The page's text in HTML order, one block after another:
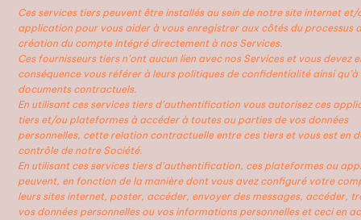
Ces services tiers peuvent être installés au sein de notre site internet et/
application pour vous aider à vous enregistrer aux côtés du processus
création du compte intégré directement à nos Services.
Ces fournisseurs tiers n’ont aucun lien avec nos Services et vous devez
conséquence vous référer à leurs politiques de confidentialité ainsi qu’à
documents contractuels.
En utilisant ces services tiers d’authentification vous autorisez ces
tiers et/ou plateformes à accéder à toutes ou parties de vos données
personnelles, cette relation contractuelle entre ces tiers et vous est en
contrôle de notre Société.
En utilisant ces services tiers d’authentification, ces plateformes ou
peuvent, en fonction de la manière dont vous avez configuré votre
leurs sites internet, poster, accéder, envoyer des messages, accéder,
vos données personnelles ou vos informations personnelles et ceci en